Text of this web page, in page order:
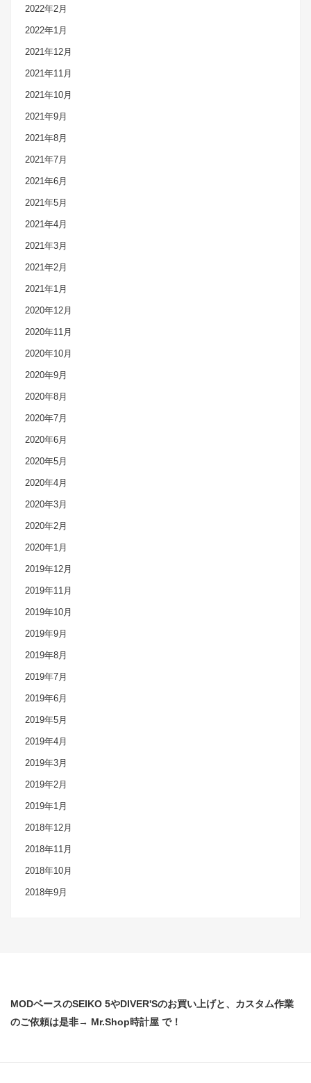
2022年2月
2022年1月
2021年12月
2021年11月
2021年10月
2021年9月
2021年8月
2021年7月
2021年6月
2021年5月
2021年4月
2021年3月
2021年2月
2021年1月
2020年12月
2020年11月
2020年10月
2020年9月
2020年8月
2020年7月
2020年6月
2020年5月
2020年4月
2020年3月
2020年2月
2020年1月
2019年12月
2019年11月
2019年10月
2019年9月
2019年8月
2019年7月
2019年6月
2019年5月
2019年4月
2019年3月
2019年2月
2019年1月
2018年12月
2018年11月
2018年10月
2018年9月
MODベースのSEIKO 5やDIVER'Sのお買い上げと、カスタム作業
のご依頼は是非→ Mr.Shop時計屋 で！